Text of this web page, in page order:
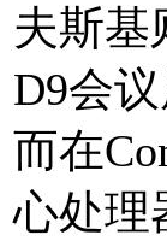
夫斯基
D9会
而在
心处理